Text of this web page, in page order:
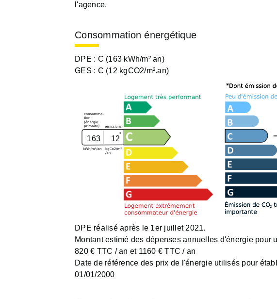
l'agence.
Consommation énergétique
DPE : C (163 kWh/m² an)
GES : C (12 kgCO2/m².an)
163 12
DPE réalisé après le 1er juillet 2021.
Montant estimé des dépenses annuelles d'énergie pour
820 € TTC / an et 1160 € TTC / an
Date de référence des prix de l'énergie utilisés pour
01/01/2000